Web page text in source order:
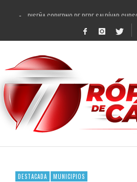
DISEÑA GOBIERNO DE PEPE SALDÍVAR
REFRENDAN LOS 28 DELEGADOS Y 14
FORTALECE GOBIERNO DE PEPE
GOBIERNO DE PEPE SALDÍVAR Y GRUPO
CUARTA FERIA EXPO AGROPECUARIA
RECONOCE PEPE SALDÍVAR A ARTISTA
EGRESA GOBIERNO DE PEPE
SON MUJERES GUADALUPENSES
DESTACADA MUNICIPIOS